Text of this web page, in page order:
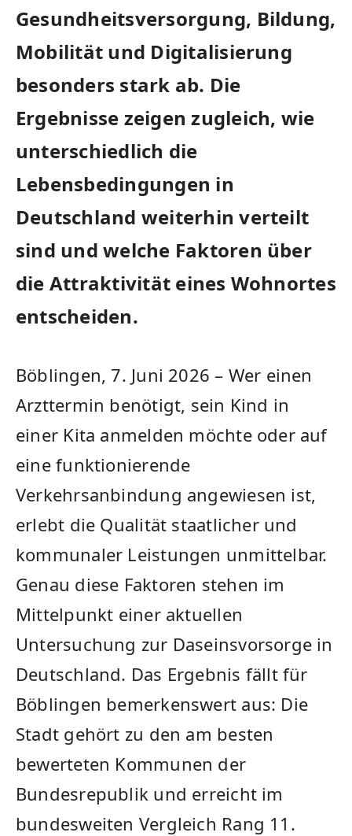
Gesundheitsversorgung, Bildung,
Mobilität und Digitalisierung
besonders stark ab. Die
Ergebnisse zeigen zugleich, wie
unterschiedlich die
Lebensbedingungen in
Deutschland weiterhin verteilt
sind und welche Faktoren über
die Attraktivität eines Wohnortes
entscheiden.
Böblingen, 7. Juni 2026 – Wer einen
Arzttermin benötigt, sein Kind in
einer Kita anmelden möchte oder auf
eine funktionierende
Verkehrsanbindung angewiesen ist,
erlebt die Qualität staatlicher und
kommunaler Leistungen unmittelbar.
Genau diese Faktoren stehen im
Mittelpunkt einer aktuellen
Untersuchung zur Daseinsvorsorge in
Deutschland. Das Ergebnis fällt für
Böblingen bemerkenswert aus: Die
Stadt gehört zu den am besten
bewerteten Kommunen der
Bundesrepublik und erreicht im
bundesweiten Vergleich Rang 11.